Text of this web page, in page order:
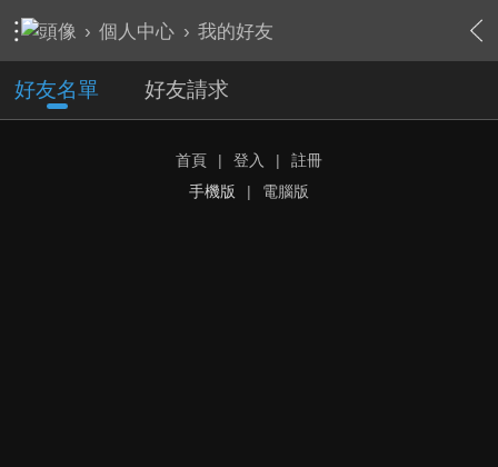
› 個人中心 › 我的好友
好友名單 好友請求
首頁 | 登入 |
註冊
手機版
| 電腦版